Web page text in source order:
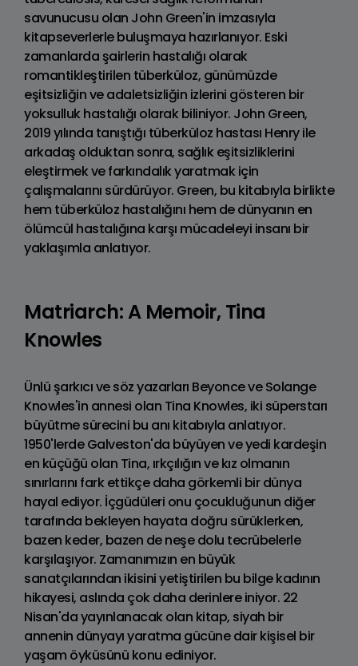
savunucusu olan John Green'in imzasıyla
kitapseverlerle buluşmaya hazırlanıyor. Eski
zamanlarda şairlerin hastalığı olarak
romantikleştirilen tüberküloz, günümüzde
eşitsizliğin ve adaletsizliğin izlerini gösteren bir
yoksulluk hastalığı olarak biliniyor. John Green,
2019 yılında tanıştığı tüberküloz hastası Henry ile
arkadaş olduktan sonra, sağlık eşitsizliklerini
eleştirmek ve farkındalık yaratmak için
çalışmalarını sürdürüyor. Green, bu kitabıyla birlikte
hem tüberküloz hastalığını hem de dünyanın en
ölümcül hastalığına karşı mücadeleyi insanı bir
yaklaşımla anlatıyor.
Matriarch: A Memoir, Tina
Knowles
Ünlü şarkıcı ve söz yazarları Beyonce ve Solange
Knowles'in annesi olan Tina Knowles, iki süperstarı
büyütme sürecini bu anı kitabıyla anlatıyor.
1950'lerde Galveston'da büyüyen ve yedi kardeşin
en küçüğü olan Tina, ırkçılığın ve kız olmanın
sınırlarını fark ettikçe daha görkemli bir dünya
hayal ediyor. İçgüdüleri onu çocukluğunun diğer
tarafında bekleyen hayata doğru sürüklerken,
bazen keder, bazen de neşe dolu tecrübelerle
karşılaşıyor. Zamanımızın en büyük
sanatçılarından ikisini yetiştirilen bu bilge kadının
hikayesi, aslında çok daha derinlere iniyor. 22
Nisan'da yayınlanacak olan kitap, siyah bir
annenin dünyayı yaratma gücüne dair kişisel bir
yaşam öyküsünü konu ediniyor.